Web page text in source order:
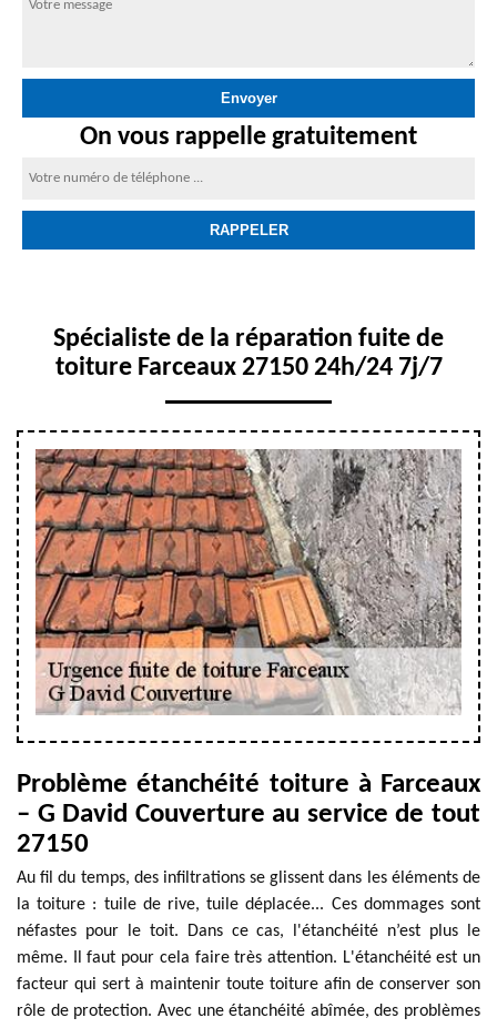
On vous rappelle gratuitement
Spécialiste de la réparation fuite de
toiture Farceaux 27150 24h/24 7j/7
Problème étanchéité toiture à Farceaux
– G David Couverture au service de tout
27150
Au fil du temps, des infiltrations se glissent dans les éléments de
la toiture : tuile de rive, tuile déplacée... Ces dommages sont
néfastes pour le toit. Dans ce cas, l'étanchéité n’est plus le
même. Il faut pour cela faire très attention. L'étanchéité est un
facteur qui sert à maintenir toute toiture afin de conserver son
rôle de protection. Avec une étanchéité abîmée, des problèmes